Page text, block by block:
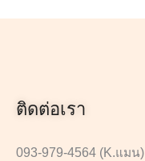
ติดต่อเรา
093-979-4564 (K.แมน)